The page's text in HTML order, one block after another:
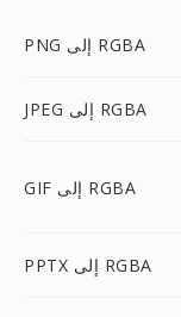
PNG إلى RGBA
JPEG إلى RGBA
GIF إلى RGBA
PPTX إلى RGBA